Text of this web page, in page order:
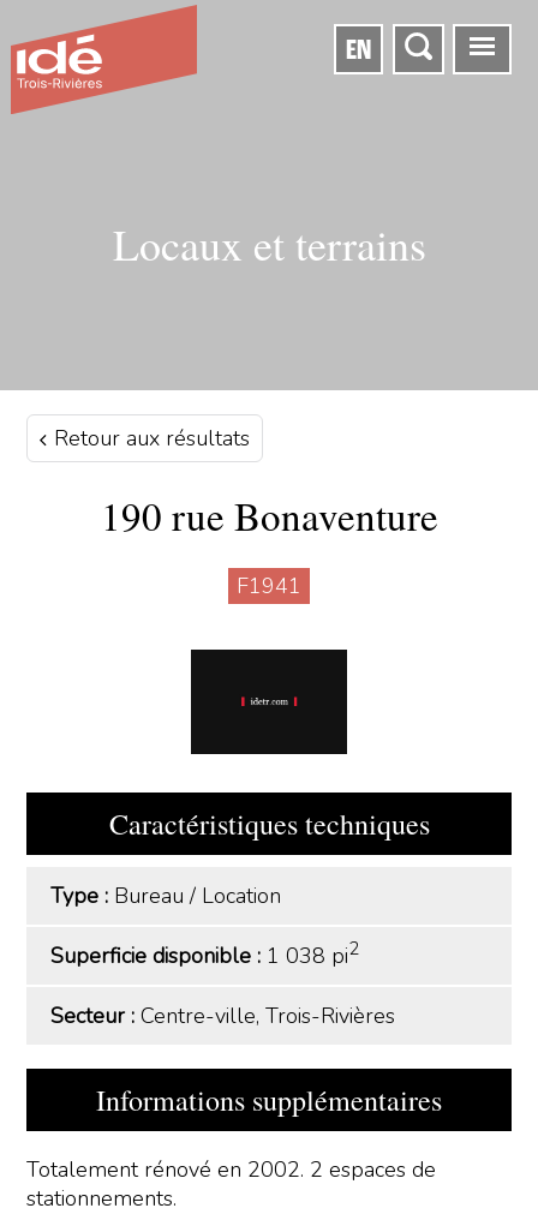
EN
Locaux et terrains
Retour aux résultats
190 rue Bonaventure
F1941
Caractéristiques techniques
Type : Bureau/ Location
Superficie disponible : 1 038 pi2
Secteur :Centre-ville, Trois-Rivières
Informations supplémentaires
Totalement rénové en 2002. 2 espaces de
stationnements.